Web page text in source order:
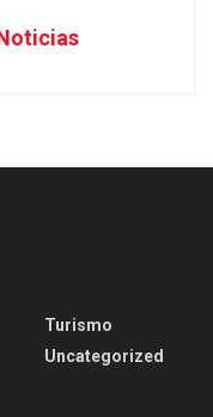
Turismo
Uncategorized